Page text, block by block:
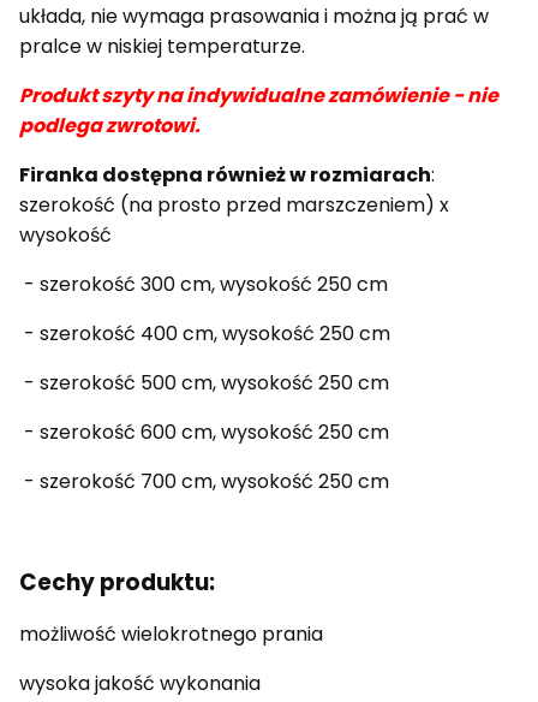
układa, nie wymaga prasowania i można ją prać w
pralce w niskiej temperaturze.
Produkt szyty na indywidualne zamówienie - nie
podlega zwrotowi.
Firanka dostępna również w rozmiarach:
szerokość (na prosto przed marszczeniem) x
wysokość
- szerokość 300 cm, wysokość 250 cm
- szerokość 400 cm, wysokość 250 cm
- szerokość 500 cm, wysokość 250 cm
- szerokość 600 cm, wysokość 250 cm
- szerokość 700 cm, wysokość 250 cm
Cechy produktu:
możliwość wielokrotnego prania
wysoka jakość wykonania